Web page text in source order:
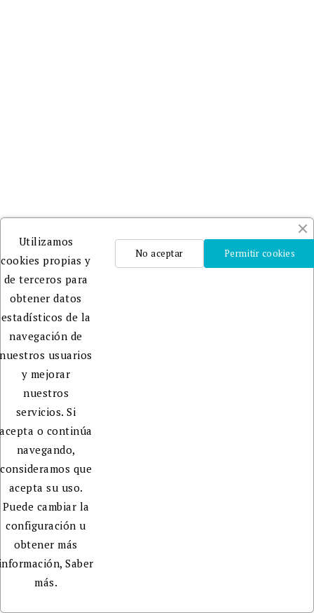
Utilizamos
cookies propias y
de terceros para
obtener datos
estadísticos de la
navegación de
nuestros usuarios
y mejorar
nuestros
servicios. Si
acepta o continúa
navegando,
consideramos que
acepta su uso.
Puede cambiar la
configuración u
obtener más
Saber
más.
Permitir cookies
No aceptar